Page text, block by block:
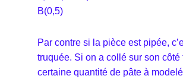
B(0,5)
Par contre si la pièce est pipée,
truquée. Si on a collé sur son côté
certaine quantité de pâte à